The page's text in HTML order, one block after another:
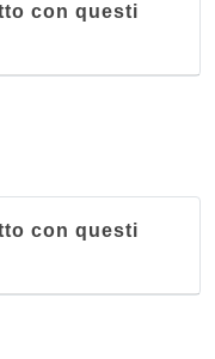
con questi
con questi